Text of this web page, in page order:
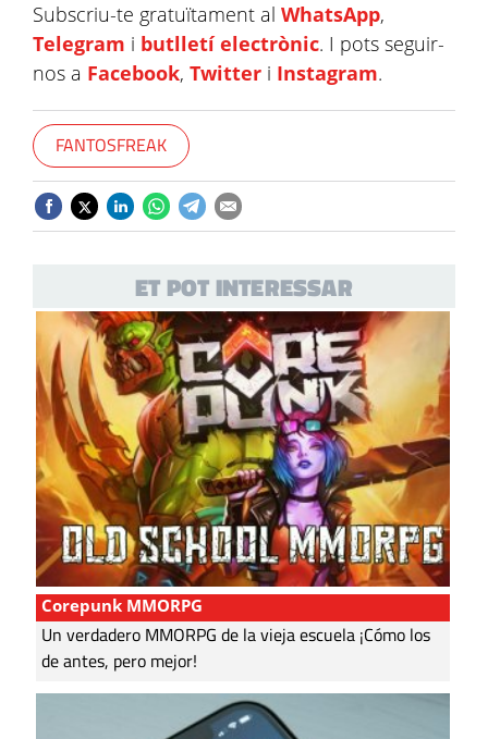
Subscriu-te gratuïtament al WhatsApp,
Telegram i butlletí electrònic. I pots seguir-
nos a Facebook, Twitter i Instagram.
FANTOSFREAK
ET POT INTERESSAR
Corepunk MMORPG
Un verdadero MMORPG de la vieja escuela ¡Cómo los
de antes, pero mejor!